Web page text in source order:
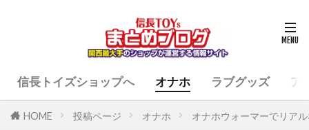
信長トイズショップへ オナホ ラブグッズ ア
HOME 投稿ページ オナホ オナホウォーマーでリア